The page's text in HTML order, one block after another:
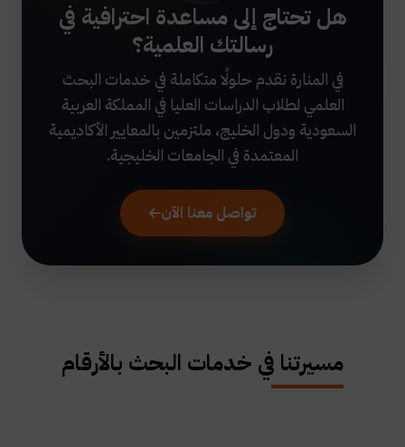
هل تحتاج إلى مساعدة احترافية في
رسالتك العلمية؟
في المنارة نقدم حلولًا متكاملة في خدمات البحث
العلمي لطلاب الدراسات العليا في المملكة العربية
السعودية ودول الخليج، ملتزمين بالمعايير الأكاديمية
المعتمدة في الجامعات الخليجية.
تواصل معنا الآن
مسيرتنا في خدمات البحث بالأرقام